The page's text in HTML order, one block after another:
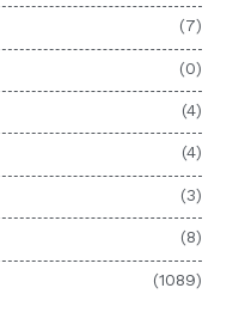
(7)
(0)
(4)
(4)
(3)
(8)
(1089)